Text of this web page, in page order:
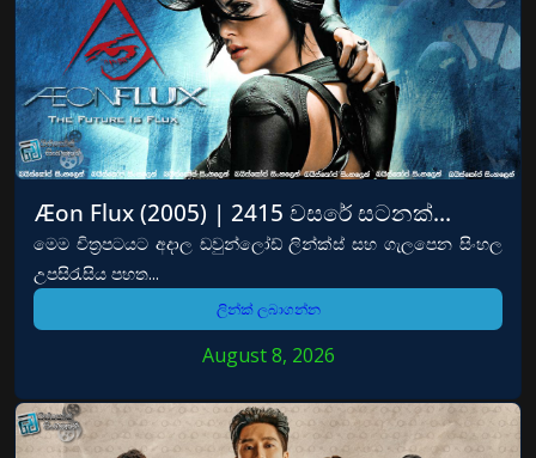
Æon Flux (2005) | 2415 වසරේ සටනක්…
මෙම චිත්‍රපටයට අදාල ඩවුන්ලෝඩ් ලින්ක්ස් සහ ගැලපෙන සිංහල
උපසිරැසිය පහත...
ලින්ක් ලබාගන්න
August 8, 2026